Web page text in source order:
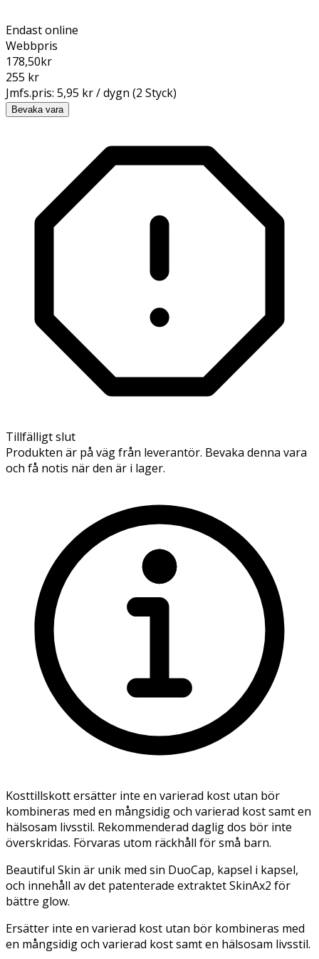
Endast online
Webbpris
178,50kr
255 kr
Jmfs.pris: 5,95 kr / dygn (2 Styck)
Bevaka vara
Tillfälligt slut
Produkten är på väg från leverantör. Bevaka denna vara
och få notis när den är i lager.
Kosttillskott ersätter inte en varierad kost utan bör
kombineras med en mångsidig och varierad kost samt en
hälsosam livsstil. Rekommenderad daglig dos bör inte
överskridas. Förvaras utom räckhåll för små barn.
Beautiful Skin är unik med sin DuoCap, kapsel i kapsel,
och innehåll av det patenterade extraktet SkinAx2 för
bättre glow.
Ersätter inte en varierad kost utan bör kombineras med
en mångsidig och varierad kost samt en hälsosam livsstil.